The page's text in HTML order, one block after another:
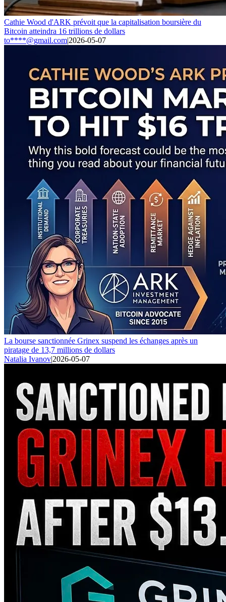
Cathie Wood d'ARK prévoit que la capitalisation boursière du
Bitcoin atteindra 16 trillions de dollars
to****@gmail.com|2026-05-07
La bourse sanctionnée Grinex suspend les échanges après un
piratage de 13,7 millions de dollars
Natalia Ivanov|2026-05-07